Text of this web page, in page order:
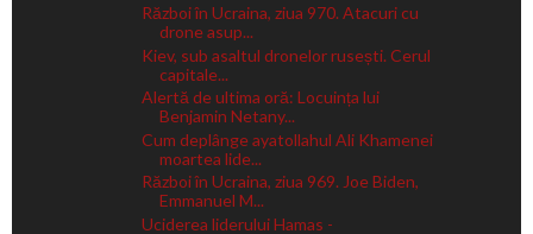
Război în Ucraina, ziua 970. Atacuri cu
drone asup...
Kiev, sub asaltul dronelor rusești. Cerul
capitale...
Alertă de ultima oră: Locuința lui
Benjamin Netany...
Cum deplânge ayatollahul Ali Khamenei
moartea lide...
Război în Ucraina, ziua 969. Joe Biden,
Emmanuel M...
Uciderea liderului Hamas -